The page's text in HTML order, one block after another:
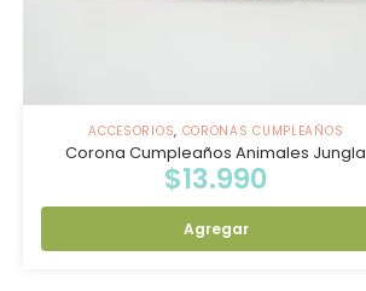
ACCESORIOS, CORONAS CUMPLEAÑOS
Corona Cumpleaños Animales Jungla
$13.990
Agregar